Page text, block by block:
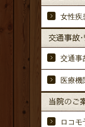
女性疾
交通事
医療
ロコモ